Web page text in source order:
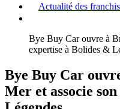
Actualité des
Bye Buy Car ouvre à
expertise à Bolides &
Bye Buy Car
Mer et associe